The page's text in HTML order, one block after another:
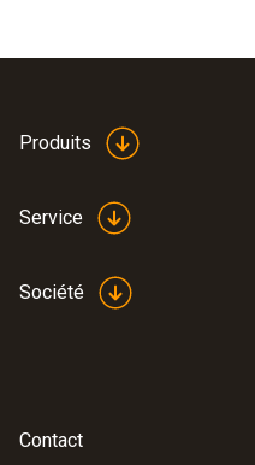
Produits
Service
Société
Contact